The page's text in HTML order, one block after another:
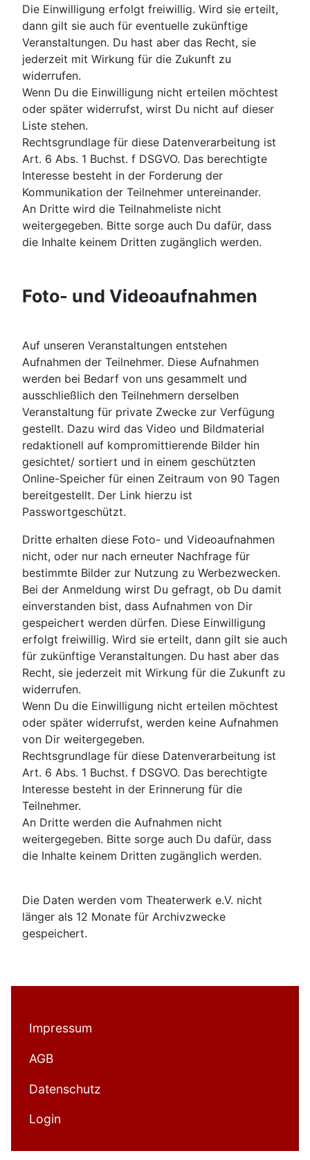
Die Einwilligung erfolgt freiwillig. Wird sie erteilt,
dann gilt sie auch für eventuelle zukünftige
Veranstaltungen. Du hast aber das Recht, sie
jederzeit mit Wirkung für die Zukunft zu
widerrufen.
Wenn Du die Einwilligung nicht erteilen möchtest
oder später widerrufst, wirst Du nicht auf dieser
Liste stehen.
Rechtsgrundlage für diese Datenverarbeitung ist
Art. 6 Abs. 1 Buchst. f DSGVO. Das berechtigte
Interesse besteht in der Forderung der
Kommunikation der Teilnehmer untereinander.
An Dritte wird die Teilnahmeliste nicht
weitergegeben. Bitte sorge auch Du dafür, dass
die Inhalte keinem Dritten zugänglich werden.
Foto- und Videoaufnahmen
Auf unseren Veranstaltungen entstehen
Aufnahmen der Teilnehmer. Diese Aufnahmen
werden bei Bedarf von uns gesammelt und
ausschließlich den Teilnehmern derselben
Veranstaltung für private Zwecke zur Verfügung
gestellt. Dazu wird das Video und Bildmaterial
redaktionell auf kompromittierende Bilder hin
gesichtet/ sortiert und in einem geschützten
Online-Speicher für einen Zeitraum von 90 Tagen
bereitgestellt. Der Link hierzu ist
Passwortgeschützt.
Dritte erhalten diese Foto- und Videoaufnahmen
nicht, oder nur nach erneuter Nachfrage für
bestimmte Bilder zur Nutzung zu Werbezwecken.
Bei der Anmeldung wirst Du gefragt, ob Du damit
einverstanden bist, dass Aufnahmen von Dir
gespeichert werden dürfen. Diese Einwilligung
erfolgt freiwillig. Wird sie erteilt, dann gilt sie auch
für zukünftige Veranstaltungen. Du hast aber das
Recht, sie jederzeit mit Wirkung für die Zukunft zu
widerrufen.
Wenn Du die Einwilligung nicht erteilen möchtest
oder später widerrufst, werden keine Aufnahmen
von Dir weitergegeben.
Rechtsgrundlage für diese Datenverarbeitung ist
Art. 6 Abs. 1 Buchst. f DSGVO. Das berechtigte
Interesse besteht in der Erinnerung für die
Teilnehmer.
An Dritte werden die Aufnahmen nicht
weitergegeben. Bitte sorge auch Du dafür, dass
die Inhalte keinem Dritten zugänglich werden.
Die Daten werden vom Theaterwerk e.V. nicht
länger als 12 Monate für Archivzwecke
gespeichert.
Impressum
AGB
Datenschutz
Login